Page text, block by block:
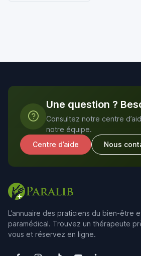
Une question ?
Consultez notre centre
notre équipe.
Centre d’aide
Nous
L’annuaire des praticiens du bien-être
paramédical. Trouvez un thérapeute
vous et réservez en ligne.